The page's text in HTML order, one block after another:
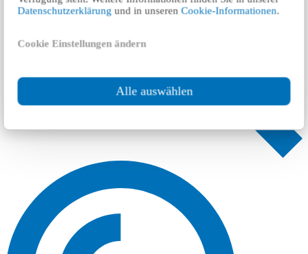
Datenschutzerklärung und in unserenCookie-Informationen.
Cookie Einstellungen ändern
Alle auswählen